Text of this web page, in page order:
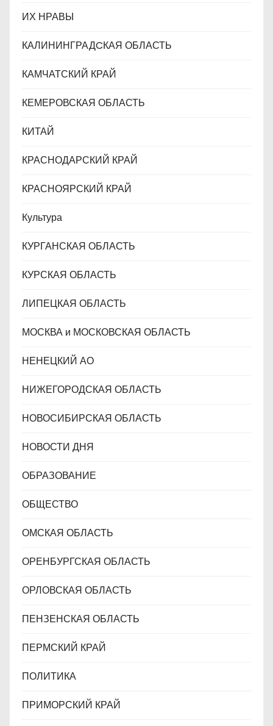
ИХ НРАВЫ
КАЛИНИНГРАДCКАЯ ОБЛАСТЬ
КАМЧАТСКИЙ КРАЙ
КЕМЕРОВСКАЯ ОБЛАСТЬ
КИТАЙ
КРАСНОДАРСКИЙ КРАЙ
КРАСНОЯРСКИЙ КРАЙ
Культура
КУРГАНСКАЯ ОБЛАСТЬ
КУРСКАЯ ОБЛАСТЬ
ЛИПЕЦКАЯ ОБЛАСТЬ
МОСКВА и МОСКОВСКАЯ ОБЛАСТЬ
НЕНЕЦКИЙ АО
НИЖЕГОРОДСКАЯ ОБЛАСТЬ
НОВОСИБИРСКАЯ ОБЛАСТЬ
НОВОСТИ ДНЯ
ОБРАЗОВАНИЕ
ОБЩЕСТВО
ОМСКАЯ ОБЛАСТЬ
ОРЕНБУРГСКАЯ ОБЛАСТЬ
ОРЛОВСКАЯ ОБЛАСТЬ
ПЕНЗЕНСКАЯ ОБЛАСТЬ
ПЕРМСКИЙ КРАЙ
ПОЛИТИКА
ПРИМОРСКИЙ КРАЙ